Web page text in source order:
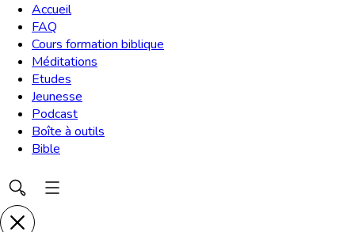
Accueil
FAQ
Cours formation biblique
Méditations
Etudes
Jeunesse
Podcast
Boîte à outils
Bible